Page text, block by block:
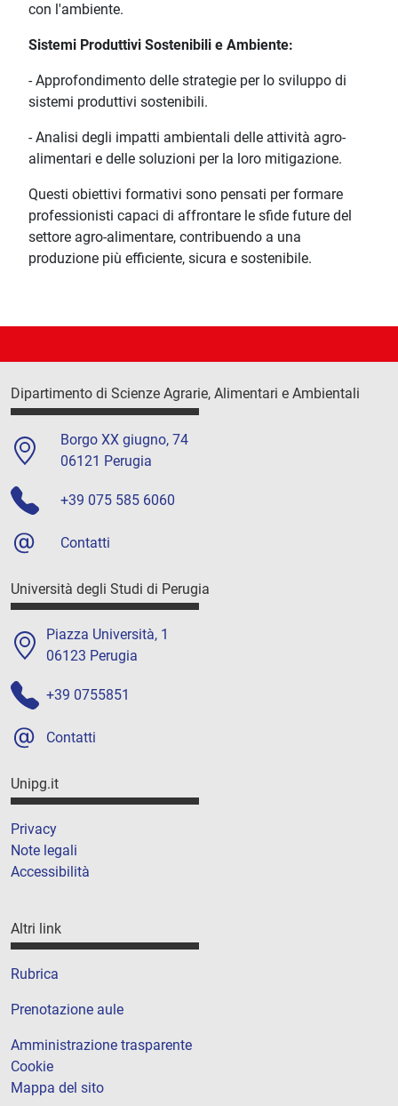
con l'ambiente.
Sistemi Produttivi Sostenibili e Ambiente:
- Approfondimento delle strategie per lo sviluppo di
sistemi produttivi sostenibili.
- Analisi degli impatti ambientali delle attività agro-
alimentari e delle soluzioni per la loro mitigazione.
Questi obiettivi formativi sono pensati per formare
professionisti capaci di affrontare le sfide future del
settore agro-alimentare, contribuendo a una
produzione più efficiente, sicura e sostenibile.
Dipartimento di Scienze Agrarie, Alimentari e Ambientali
Borgo XX giugno, 74
06121 Perugia
+39 075 585 6060
Contatti
Università degli Studi di Perugia
Piazza Università, 1
06123 Perugia
+39 0755851
Contatti
Unipg.it
Privacy
Note legali
Accessibilità
Altri link
Rubrica
Prenotazione aule
Amministrazione trasparente
Cookie
Mappa del sito